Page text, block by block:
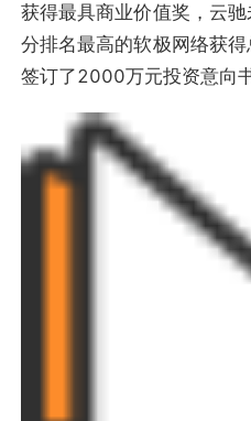
获得最具商业价值奖，云
分排名最高的软极网络获
签订了2000万元投资意向书